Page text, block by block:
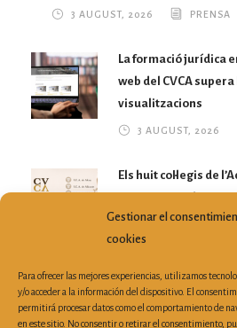
Gestionar el
cookies
Para ofrecer las mejores experiencias, utilizamos
y/o acceder a la información del dispositivo. El
permitirá procesar datos como el comportamiento de
en este sitio. No consentir o retirar el consentimiento,
3 AUGUST, 2026 PRENSA
La formació jurídica
web del CVCA
visualitzacions
3 AUGUST, 2026
Els huit col·legis de
Comunitat
del Torn d’Ofici i la
28 JULY, 2026